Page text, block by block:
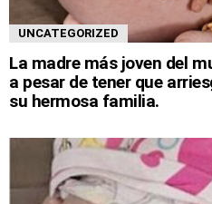
UNCATEGORIZED
La madre más joven del
a pesar de tener que
su hermosa familia.